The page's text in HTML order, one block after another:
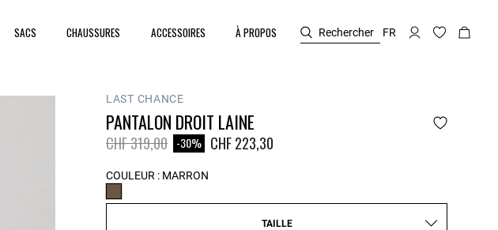
SACS CHAUSSURES ACCESSOIRES À PROPOS Rechercher FR
LAST CHANCE
PANTALON DROIT LAINE
Prix réduit à partir de
CHF 319,00à -30% CHF 223,30
COULEUR : MARRON
TAILLE